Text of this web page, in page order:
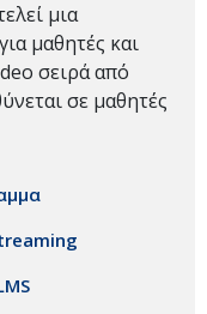
μια
μαθητές και
σειρά από
σε μαθητές